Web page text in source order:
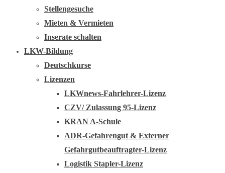
Stellengesuche
Mieten & Vermieten
Inserate schalten
LKW-Bildung
Deutschkurse
Lizenzen
LKWnews-Fahrlehrer-Lizenz
CZV/ Zulassung 95-Lizenz
KRAN A-Schule
ADR-Gefahrengut & Externer
Gefahrgutbeauftragter-Lizenz
Logistik Stapler-Lizenz